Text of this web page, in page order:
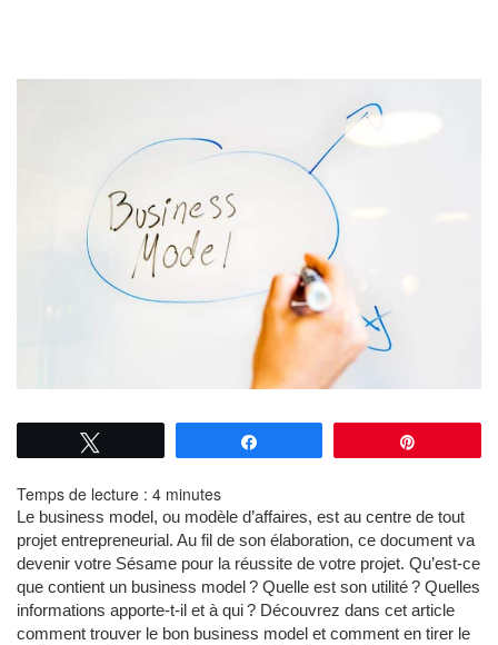
Temps de lecture : 4 minutes
Le business model, ou modèle d’affaires, est au centre de tout
projet entrepreneurial. Au fil de son élaboration, ce document va
devenir votre Sésame pour la réussite de votre projet. Qu’est-ce
que contient un business model ? Quelle est son utilité ? Quelles
informations apporte-t-il et à qui ? Découvrez dans cet article
comment trouver le bon business model et comment en tirer le